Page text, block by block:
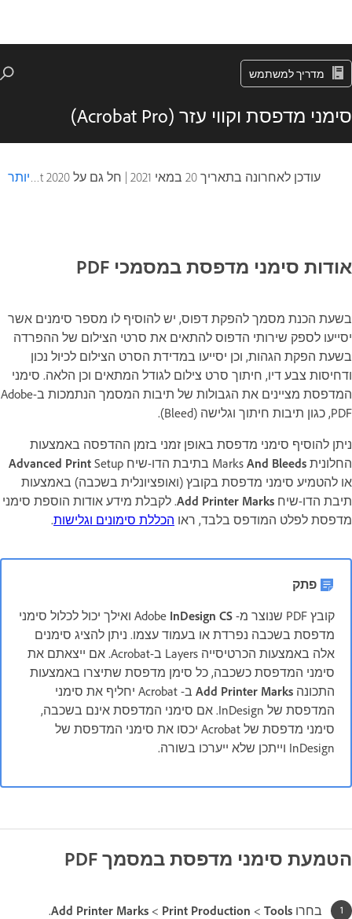
מדריך למשתמש
סימני מדפסת וקווי עזר (Acrobat Pro)
עודכן לאחרונה בתאריך 20 במאי 2021 | חל גם על Adobe Acrobat 2017, Adobe Acrobat 2020 יותר
אודות סימני מדפסת במסמכי PDF
בשעת הכנת מסמך להפקת דפוס, יש להוסיף לו מספר סימנים אשר
יסייעו לספק שירותי הדפוס להתאים את סרטי הצילום של ההפרדה
בשעת הפקת הגהות, וכן יסייעו במדידת הסרט הצילום לכיול נכון
ודחיסות צבע דיו, חיתוך סרט צילום לגודל המתאים וכן הלאה. סימני
המדפסת מציינים את הגבולות של תיבות המסמך הנתמכות ב-Adobe
PDF, כגון תיבות חיתוך וגלישה (Bleed).
ניתן להוסיף סימני מדפסת באופן זמני בזמן ההדפסה באמצעות
החלונית Marks And Bleeds בתיבת הדו-שיח Advanced Print Setup
או להטמיע סימני מדפסת בקובץ (ואופציונלית בשכבה) באמצעות
תיבת הדו-שיח Add Printer Marks. לקבלת מידע אודות הוספת סימני
מדפסת לפלט המודפס בלבד, ראו הכללת סימונים וגלישות.
פתק
קובץ PDF שנוצר מ- Adobe InDesign CS
ואילך יכול לכלול סימני
מדפסת בשכבה נפרדת או בעמוד עצמו. ניתן להציג סימנים
אלה באמצעות הכרטיסייה Layers ב-Acrobat. אם ייצאתם את
סימני המדפסת כשכבה, כל סימן מדפסת שתיצרו באמצעות
התכונה Add Printer Marks
ב- Acrobat יחליף את סימני
המדפסת של InDesign. אם סימני המדפסת אינם בשכבה,
סימני מדפסת של Acrobat יכסו את סימני המדפסת של
InDesign וייתכן שלא ייערכו בשורה.
הטמעת סימני מדפסת במסמך PDF
בחרו Tools
‏>
Print Production
‏>
Add Printer Marks
.